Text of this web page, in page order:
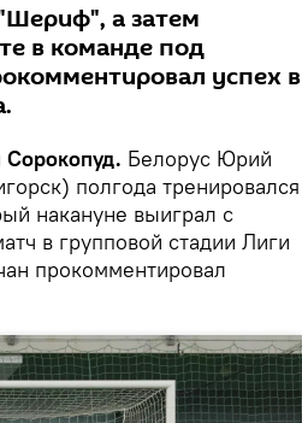
а затем
в команде под
успех в
Белорус Юрий
полгода тренировался
накануне выиграл с
в групповой стадии Лиги
прокомментировал